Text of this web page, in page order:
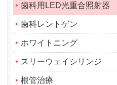
歯科用LED光重合照射器
歯科レントゲン
ホワイトニング
スリーウェイシリンジ
根管治療